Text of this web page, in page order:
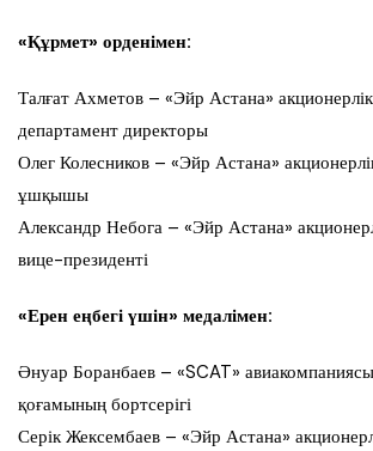
«Құрмет» орденімен:
Талғат Ахметов – «Эйр Астана»
департамент директоры
Олег Колесников – «Эйр Астана»
ұшқышы
Александр Небога – «Эйр Астана»
вице-президенті
«Ерен еңбегі үшін» медалімен:
Әнуар Боранбаев – «SCAT»
қоғамының бортсерігі
Серік Жексембаев – «Эйр Астана»